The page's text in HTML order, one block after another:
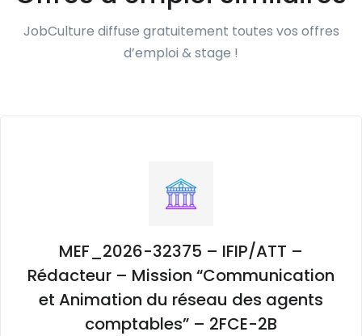
JobCulture diffuse gratuitement toutes vos offres
d’emploi & stage !
MEF_2026-32375 – IFIP/ATT –
Rédacteur – Mission “Communication
et Animation du réseau des agents
comptables” – 2FCE-2B